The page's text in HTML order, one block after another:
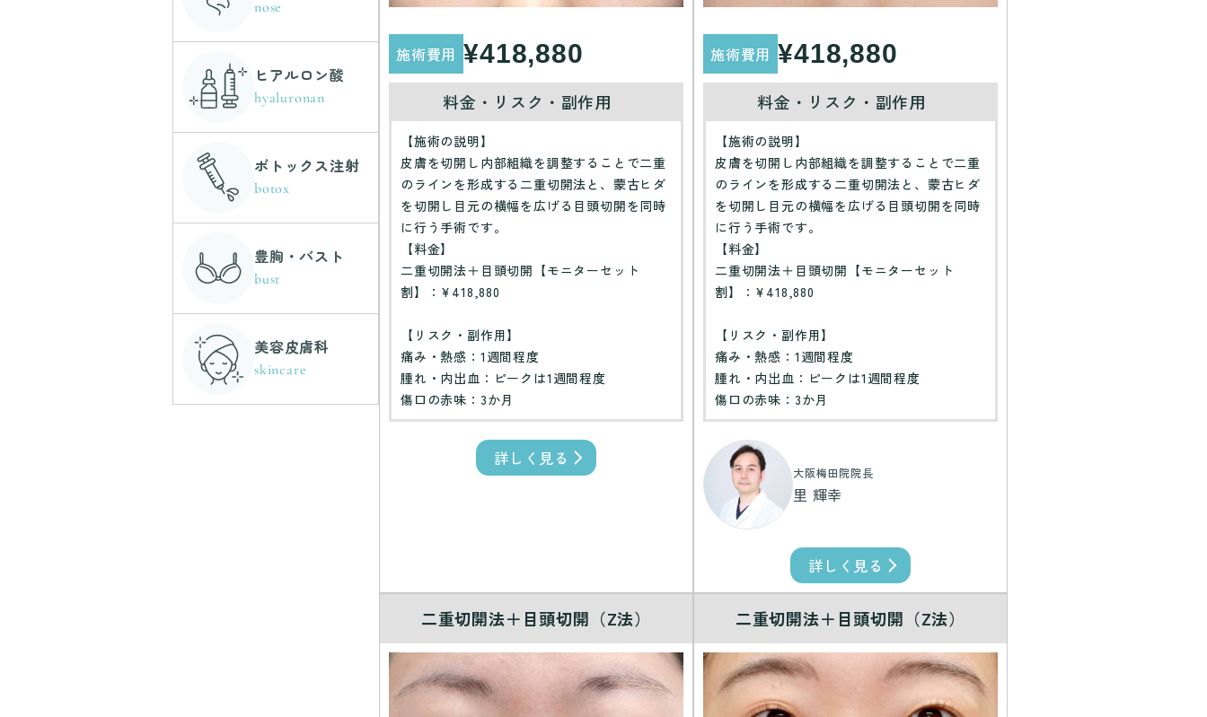
施術費用 ¥418,880
料金・リスク・副作用
【施術の説明】
皮膚を切開し内部組織を調整することで二重
のラインを形成する二重切開法と、蒙古ヒダ
を切開し目元の横幅を広げる目頭切開を同時
に行う手術です。
【料金】
二重切開法＋目頭切開【モニターセット
割】：¥418,880
【リスク・副作用】
痛み・熱感：1週間程度
腫れ・内出血：ピークは1週間程度
傷口の赤味：3か月
詳しく見る
施術費用 ¥418,880
料金・リスク・副作用
【施術の説明】
皮膚を切開し内部組織を調整することで二重
のラインを形成する二重切開法と、蒙古ヒダ
を切開し目元の横幅を広げる目頭切開を同時
に行う手術です。
【料金】
二重切開法＋目頭切開【モニターセット
割】：¥418,880
【リスク・副作用】
痛み・熱感：1週間程度
腫れ・内出血：ピークは1週間程度
傷口の赤味：3か月
大阪梅田院院長
里 輝幸
詳しく見る
二重切開法＋目頭切開（Z法） 二重切開法＋目頭切開（Z法）
nose
ヒアルロン酸
hyaluronan
ボトックス注射
botox
豊胸・バスト
bust
美容皮膚科
skincare